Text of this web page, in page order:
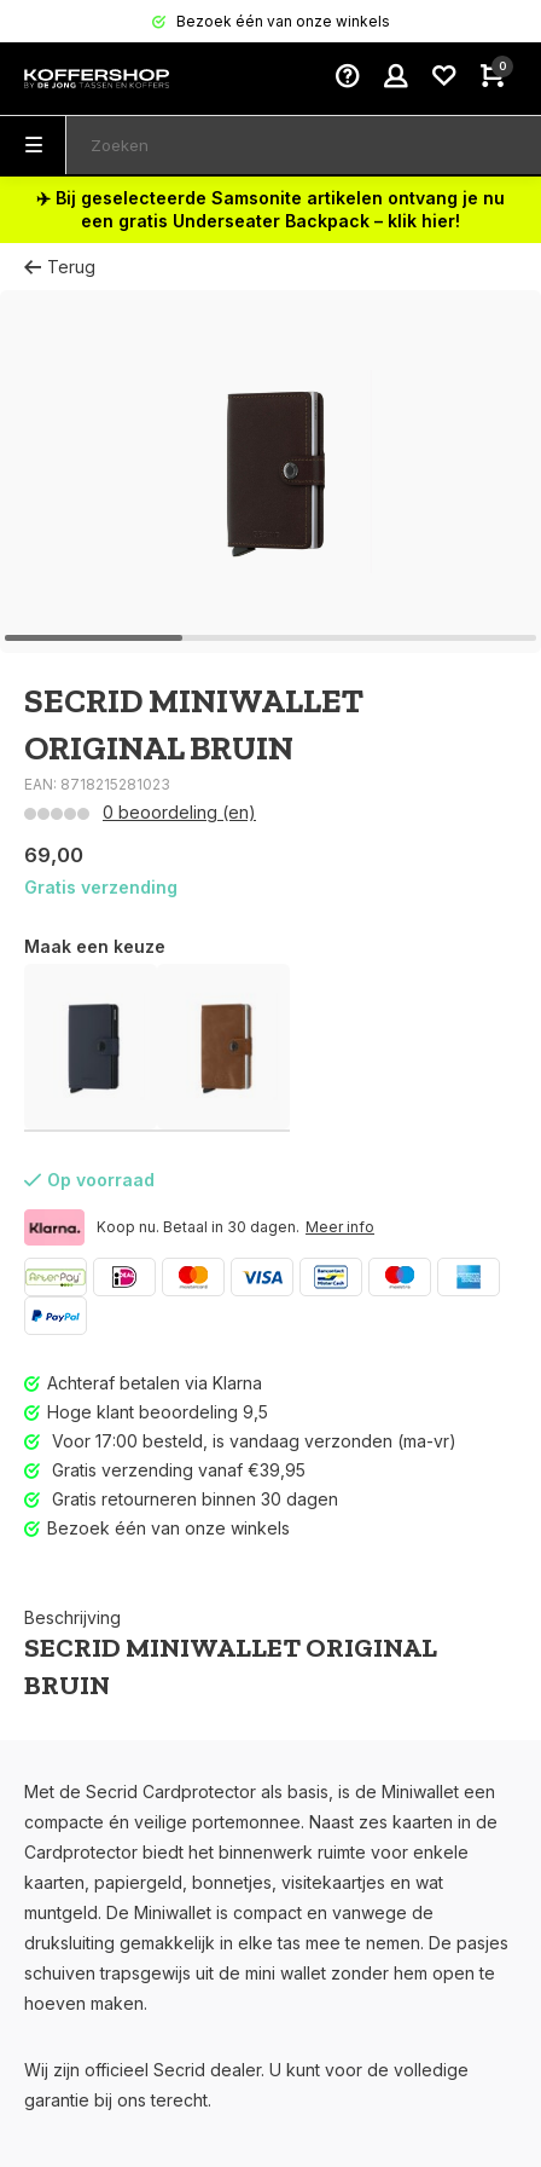
Bezoek één van onze winkels
0
✈️ Bij geselecteerde Samsonite artikelen ontvang je nu
een gratis Underseater Backpack – klik hier!
Terug
SECRID MINIWALLET
ORIGINAL BRUIN
EAN: 8718215281023
0 beoordeling (en)
69,00
Gratis verzending
Maak een keuze
Op voorraad
Koop nu. Betaal in 30 dagen. Meer info
Achteraf betalen via Klarna
Hoge klant beoordeling 9,5
Voor 17:00 besteld, is vandaag verzonden (ma-vr)
Gratis verzending vanaf €39,95
Gratis retourneren binnen 30 dagen
Bezoek één van onze winkels
Beschrijving
SECRID MINIWALLET ORIGINAL
BRUIN
Met de Secrid Cardprotector als basis, is de Miniwallet een
compacte én veilige portemonnee. Naast zes kaarten in de
Cardprotector biedt het binnenwerk ruimte voor enkele
kaarten, papiergeld, bonnetjes, visitekaartjes en wat
muntgeld. De Miniwallet is compact en vanwege de
druksluiting gemakkelijk in elke tas mee te nemen. De pasjes
schuiven trapsgewijs uit de mini wallet zonder hem open te
hoeven maken.
Wij zijn officieel Secrid dealer. U kunt voor de volledige
garantie bij ons terecht.